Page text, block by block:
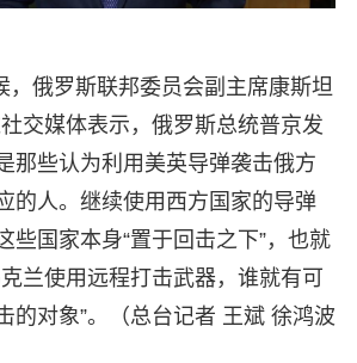
，俄罗斯联邦委员会副主席康斯坦
交媒体表示，俄罗斯总统普京发
那些认为利用美英导弹袭击俄方
的人。继续使用西方国家的导弹
些国家本身“置于回击之下”，也就
兰使用远程打击武器，谁就有可
的对象”。（总台记者 王斌 徐鸿波